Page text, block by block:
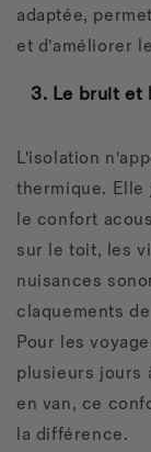
adaptée,
et d'améliorer
3. Le bruit et
L'isolation
thermique.
le confort
sur le toit, les
nuisances
claquements
Pour les
plusieurs jours
en van, ce
la différence.